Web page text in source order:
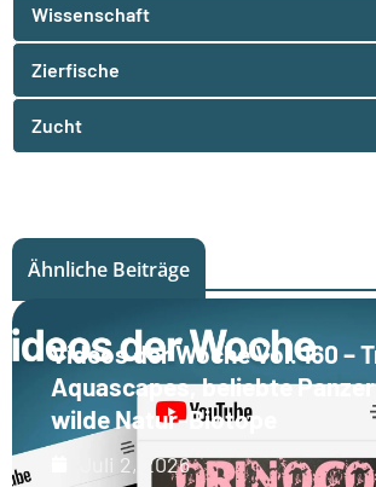
Wissenschaft
Zierfische
Zucht
Ähnliche Beiträge
Videos der Woche Vol. 160 –
Aquascapes, beliebte
wilde Natur-Biotope
Juli 2, 2026